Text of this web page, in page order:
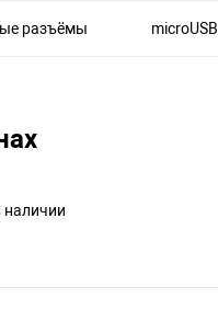
разъёмы
наличии